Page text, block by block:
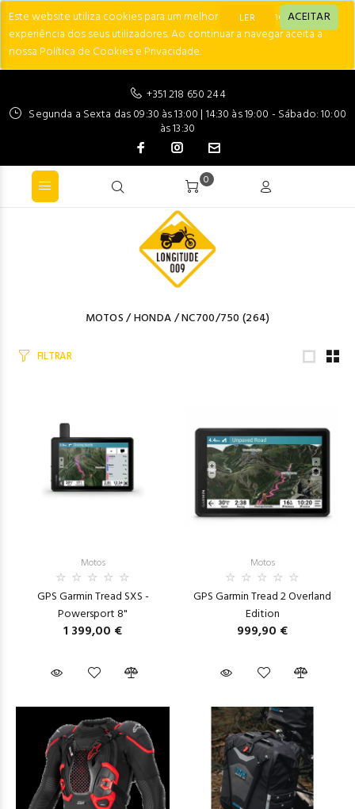
Este website utiliza cookies para um melhor desempenho e
experiência dos seus utilizadores. Ao continuar a navegar aceita a
nossa Política de Cookies e Privacidade.
LER ACEITAR
+351 218 650 244
Segunda a Sexta das 09:30 às 13:00 | 14:30 às 19:00 - Sábado: 10:00
às 13:30
0
MOTOS/HONDA/NC700/750 (264)
FILTRAR
Motos
GPS Garmin Tread SXS -
Powersport 8"
1 399,00 €
Motos
GPS Garmin Tread 2 Overland
Edition
999,90 €